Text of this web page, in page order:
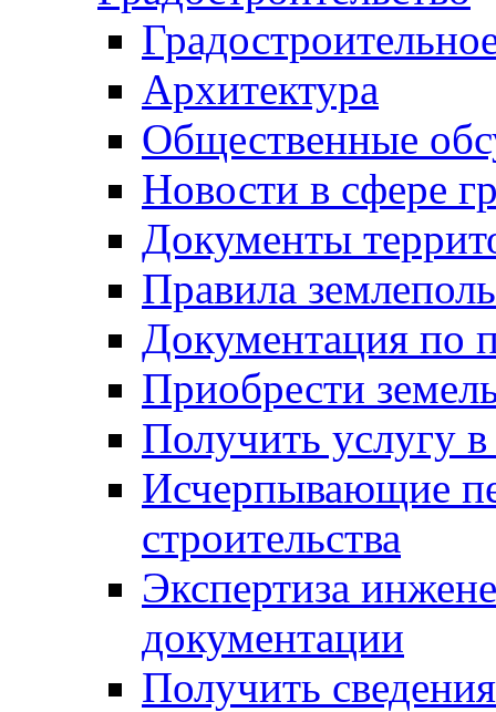
Архитектура
Общественные
Новости в сфере
Документы
Правила
Документация по
Приобрести
Получить услугу в
Исчерпывающие
строительства
Экспертиза
документации
Получить